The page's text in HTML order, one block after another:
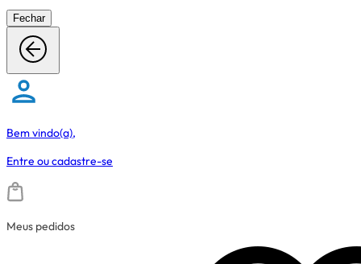
Fechar
Bem vindo(a),
Entre oucadastre-se
Meus pedidos